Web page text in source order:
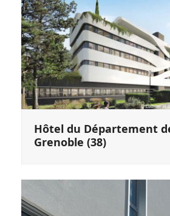
Hôtel du Département
Grenoble (38)